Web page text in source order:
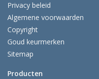
Privacy beleid
Algemene voorwaarden
Copyright
Goud keurmerken
Sitemap
Producten